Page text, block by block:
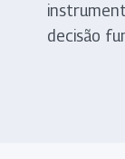
decisão